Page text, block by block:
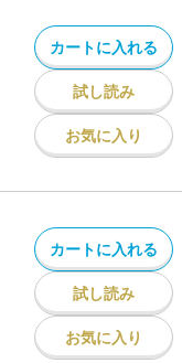
カートに入れる
試し読み
お気に入り
カートに入れる
試し読み
お気に入り